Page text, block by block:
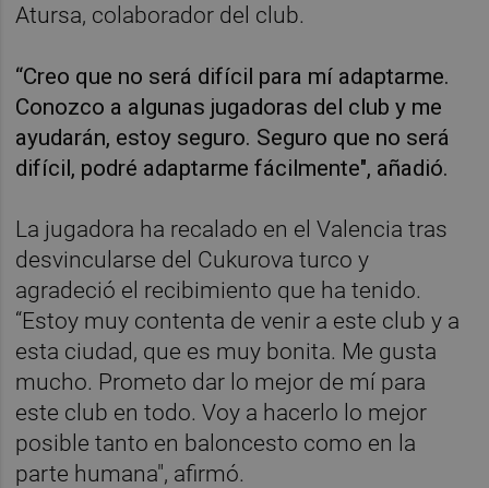
Atursa, colaborador del club.
“Creo que no será difícil para mí adaptarme.
Conozco a algunas jugadoras del club y me
ayudarán, estoy seguro. Seguro que no será
difícil, podré adaptarme fácilmente", añadió.
La jugadora ha recalado en el Valencia tras
desvincularse del Cukurova turco y
agradeció el recibimiento que ha tenido.
“Estoy muy contenta de venir a este club y a
esta ciudad, que es muy bonita. Me gusta
mucho. Prometo dar lo mejor de mí para
este club en todo. Voy a hacerlo lo mejor
posible tanto en baloncesto como en la
parte humana", afirmó.